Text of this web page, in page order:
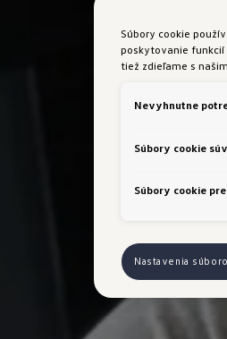
Súbory cookie
poskytovanie funkcií
tiež zdieľame s
Nevyhnutne
Súbory cookie
Súbory cookie
Nastavenia